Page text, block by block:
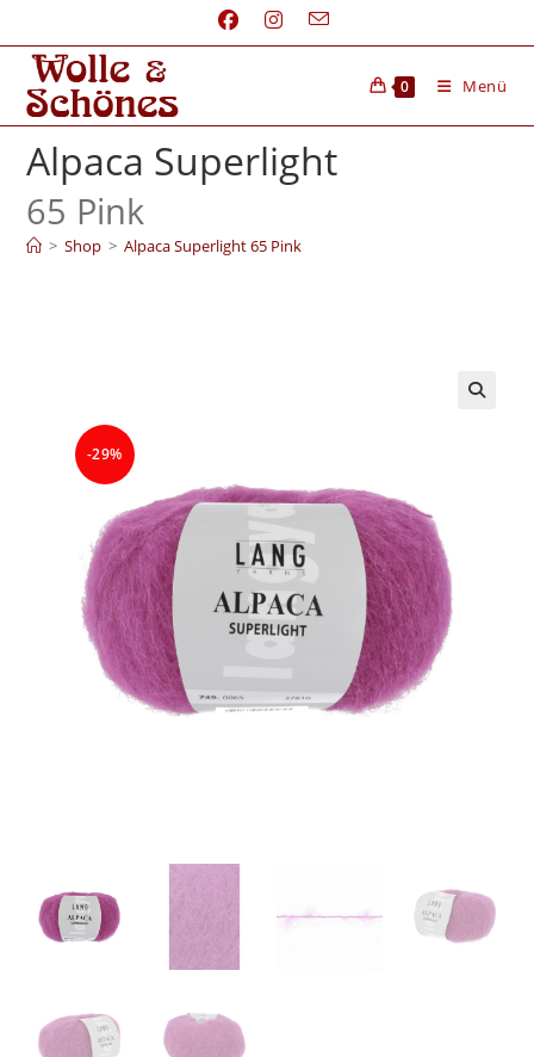
0 Menü
Alpaca Superlight
65 Pink
> Shop > Alpaca Superlight 65 Pink
-29%